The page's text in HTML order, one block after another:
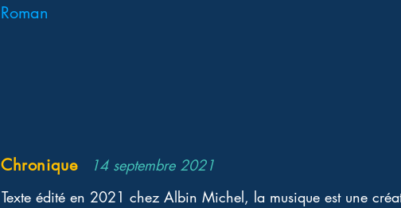
Roman
Chronique
14 septembre 2021
Texte édité en 2021 chez Albin Michel, la musique est une